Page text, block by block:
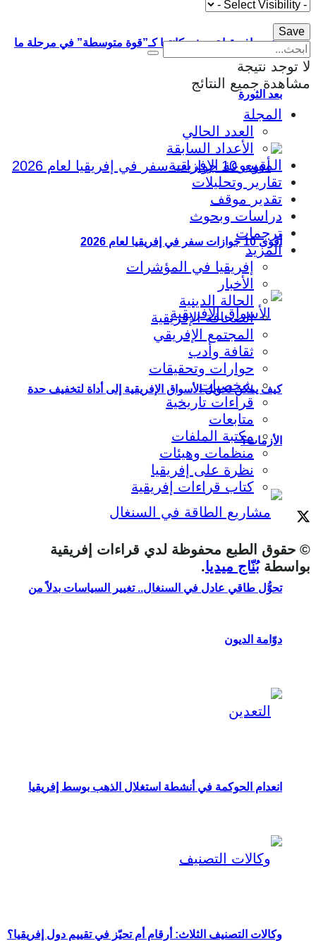
جنوب إفريقيا ترسخ مكانتها كـ”قوة متوسطة” في مرحلة ما
بعد الثورة
أقوى 10 جوازات سفر في إفريقيا لعام 2026
كيف يمكن تحويل الأسواق الإفريقية إلى أداة لتخفيف حدة
الأزمات؟
تحوُّل طاقي عادل في السنغال.. تغيير السياسات بدلاً من
دوّامة الديون
انعدام الحوكمة في أنشطة استغلال الذهب بوسط إفريقيا
وكالات التصنيف الثلاث: أرقام أم تحيّز في تقييم دول إفريقيا؟
لا توجد نتيجة
مشاهدة جميع النتائج
المجلة
العدد الحالي
الأعداد السابقة
الموسوعة الإفريقية
تقارير وتحليلات
تقدير موقف
دراسات وبحوث
ترجمات
المزيد
إفريقيا في المؤشرات
الأخبار
الحالة الدينية
الصحافة الإفريقية
المجتمع الإفريقي
ثقافة وأدب
حوارات وتحقيقات
شخصيات
قراءات تاريخية
متابعات
مكتبة الملفات
منظمات وهيئات
نظرة على إفريقيا
كتاب قراءات إفريقية
© حقوق الطبع محفوظة لدي قراءات إفريقية
بواسطةبُنّاج ميديا.